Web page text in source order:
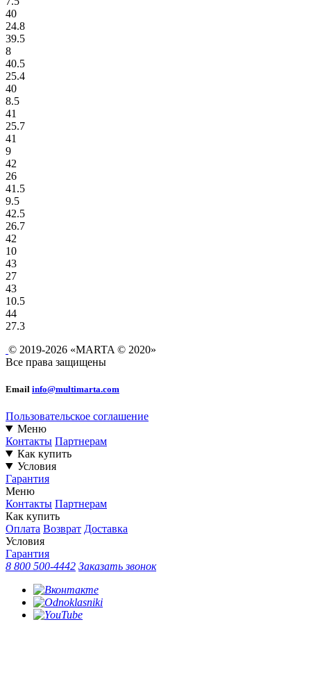
40
24.8
39.5
8
40.5
25.4
40
8.5
41
25.7
41
9
42
26
41.5
9.5
42.5
26.7
42
10
43
27
43
10.5
44
27.3
© 2019-2026 «MARTA © 2020»
Все права защищены
Email info@multimarta.com
Пользовательское соглашение
Меню
Контакты Партнерам
Как купить
Условия
Гарантия
Меню
Контакты Партнерам
Как купить
Оплата Возврат Доставка
Условия
Гарантия
8 800 500-4442 Заказать звонок